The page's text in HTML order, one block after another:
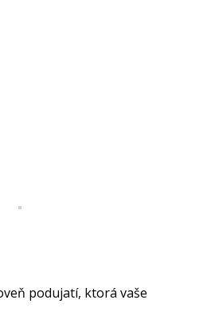
podujatí, ktorá vaše